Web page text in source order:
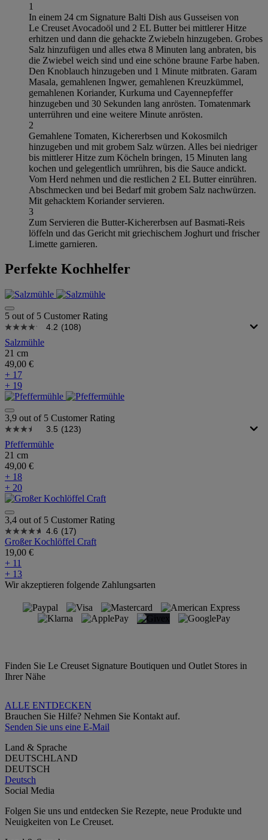
1
In einem 24 cm Signature Balti Dish aus Gusseisen von
Le Creuset Avocadoöl und 2 EL Butter bei mittlerer Hitze
erhitzen und dann die gehackte Zwiebeln hinzugeben. Grobes
Salz hinzufügen und alles etwa 8 Minuten lang anbraten, bis
die Zwiebel weich sind und eine schöne braune Farbe haben.
Den Knoblauch hinzugeben und 1 Minute mitbraten. Garam
Masala, gemahlenen Ingwer, gemahlenen Kreuzkümmel,
gemahlenen Koriander, Kurkuma und Cayennepfeffer
hinzugeben und 30 Sekunden lang anrösten. Tomatenmark
unterrühren und eine weitere Minute anrösten.
2
Gemahlene Tomaten, Kichererbsen und Kokosmilch
hinzugeben und mit grobem Salz würzen. Alles bei niedriger
bis mittlerer Hitze zum Köcheln bringen, 15 Minuten lang
kochen und gelegentlich umrühren, bis die Sauce andickt.
Vom Herd nehmen und die restlichen 2 EL Butter einrühren.
Abschmecken und bei Bedarf mit grobem Salz nachwürzen.
Mit gehacktem Koriander servieren.
3
Zum Servieren die Butter-Kichererbsen auf Basmati-Reis
löffeln und das Gericht mit griechischem Joghurt und frischer
Limette garnieren.
Perfekte Kochhelfer
5 out of 5 Customer Rating
4.2 (108)
Salzmühle
21 cm
49,00 €
+ 17
+ 19
3,9 out of 5 Customer Rating
3.5 (123)
Pfeffermühle
21 cm
49,00 €
+ 18
+ 20
3,4 out of 5 Customer Rating
4.6 (17)
Großer Kochlöffel Craft
19,00 €
+ 11
+ 13
Wir akzeptieren folgende Zahlungsarten
Finden Sie Le Creuset Signature Boutiquen und Outlet Stores in
Ihrer Nähe
ALLE ENTDECKEN
Brauchen Sie Hilfe? Nehmen Sie Kontakt auf.
Senden Sie uns eine E-Mail
Land & Sprache
DEUTSCHLAND
DEUTSCH
Deutsch
Social Media
Folgen Sie uns und entdecken Sie Rezepte, neue Produkte und
Neuigkeiten von Le Creuset.